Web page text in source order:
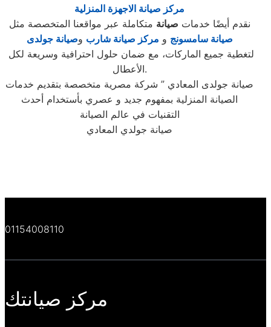
مركز صيانة الاجهزة المنزلية
نقدم أيضًا خدمات صيانة متكاملة عبر مواقعنا المتخصصة مثل
صيانة سامسونج و مركز صيانة شارب وصيانة جولدى
الأعطال.
صيانة جولدى المعادي ” شركة مصرية متخصصة بتقديم خدمات
الصيانة المنزلية بمفهوم جديد و عصري بأستخدام أحدث
التقنيات في عالم الصيانة
صيانة جولدي المعادي
01154008110
مركز صيانتك